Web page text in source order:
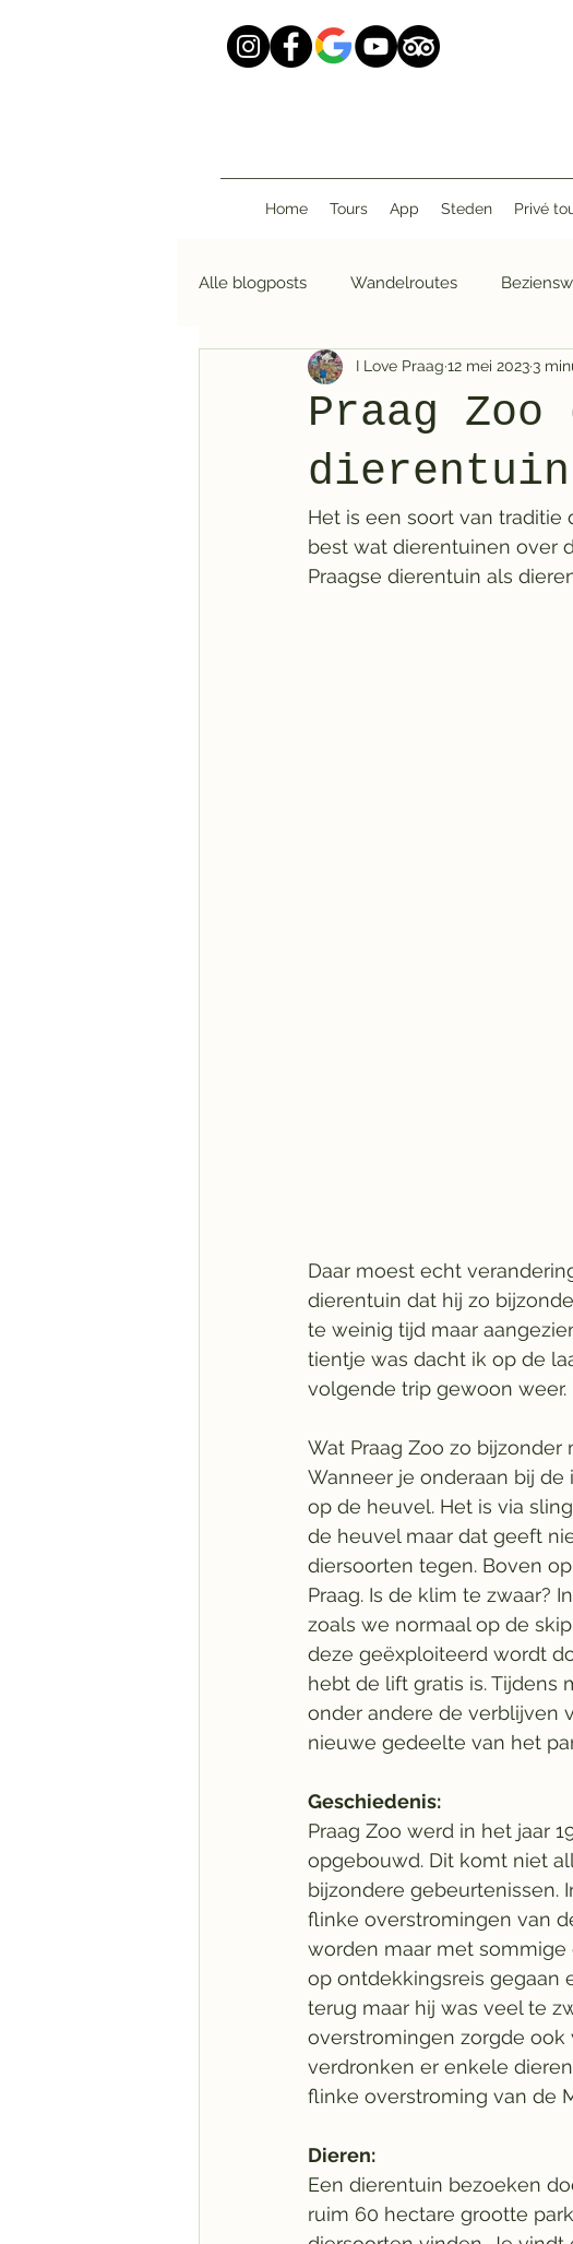
Home Tours App Steden Privé
Alle blogposts Wandelroutes
I Love Walking
Praag Zoo
I Love Praag 12 mei 20233
Het is een soort van traditie
best wat dierentuinen over
Praagse dierentuin als
Daar moest echt
dierentuin dat hij zo
te weinig tijd maar
tientje was dacht ik op de
volgende trip gewoon weer.
Wat Praag Zoo zo
Wanneer je onderaan bij
op de heuvel. Het is via
de heuvel maar dat geeft
diersoorten tegen. Boven
Praag. Is de klim te zwaar?
zoals we normaal op de
deze geëxploiteerd wordt
hebt de lift gratis is. Tijdens
onder andere de verblijven
nieuwe gedeelte van het
Geschiedenis:
Praag Zoo werd in het jaar
opgebouwd. Dit komt niet
bijzondere gebeurtenissen.
flinke overstromingen van
worden maar met sommige
op ontdekkingsreis gegaan
terug maar hij was veel te
overstromingen zorgde ook
verdronken er enkele
flinke overstroming van de
Dieren:
Een dierentuin bezoeken
ruim 60 hectare grootte